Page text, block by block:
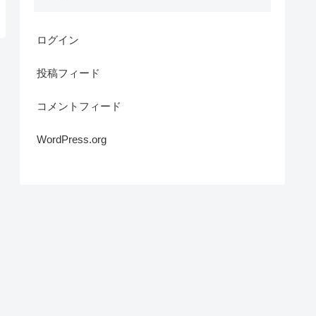
ログイン
投稿フィード
コメントフィード
WordPress.org